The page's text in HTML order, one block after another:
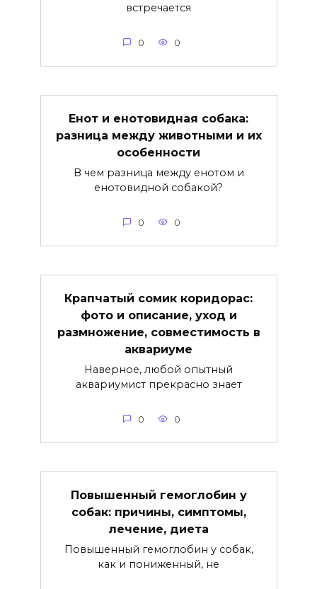
встречается
0 0
Енот и енотовидная собака:
разница между животными и их
особенности
В чем разница между енотом и
енотовидной собакой?
0 0
Крапчатый сомик коридорас:
фото и описание, уход и
размножение, совместимость в
аквариуме
Наверное, любой опытный
аквариумист прекрасно знает
0 0
Повышенный гемоглобин у
собак: причины, симптомы,
лечение, диета
Повышенный гемоглобин у собак,
как и пониженный, не